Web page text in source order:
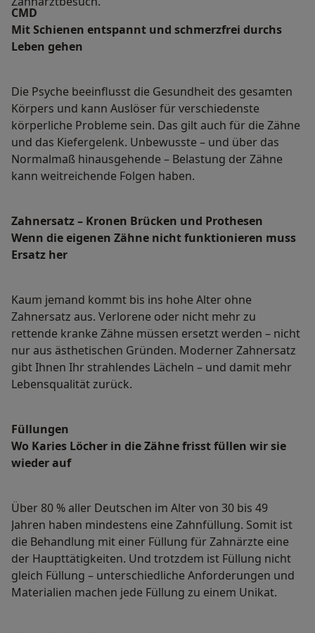
CMD
Mit Schienen entspannt und schmerzfrei durchs
Leben gehen
Die Psyche beeinflusst die Gesundheit des gesamten
Körpers und kann Auslöser für verschiedenste
körperliche Probleme sein. Das gilt auch für die Zähne
und das Kiefergelenk. Unbewusste – und über das
Normalmaß hinausgehende – Belastung der Zähne
kann weitreichende Folgen haben.
Zahnersatz – Kronen Brücken und Prothesen
Wenn die eigenen Zähne nicht funktionieren muss
Ersatz her
Kaum jemand kommt bis ins hohe Alter ohne
Zahnersatz aus. Verlorene oder nicht mehr zu
rettende kranke Zähne müssen ersetzt werden – nicht
nur aus ästhetischen Gründen. Moderner Zahnersatz
gibt Ihnen Ihr strahlendes Lächeln – und damit mehr
Lebensqualität zurück.
Füllungen
Wo Karies Löcher in die Zähne frisst füllen wir sie
wieder auf
Über 80 % aller Deutschen im Alter von 30 bis 49
Jahren haben mindestens eine Zahnfüllung. Somit ist
die Behandlung mit einer Füllung für Zahnärzte eine
der Haupttätigkeiten. Und trotzdem ist Füllung nicht
gleich Füllung – unterschiedliche Anforderungen und
Materialien machen jede Füllung zu einem Unikat.